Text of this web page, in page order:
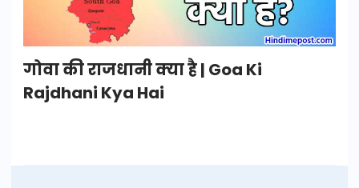
गोवा की राजधानी क्या है | Goa Ki
Rajdhani Kya Hai